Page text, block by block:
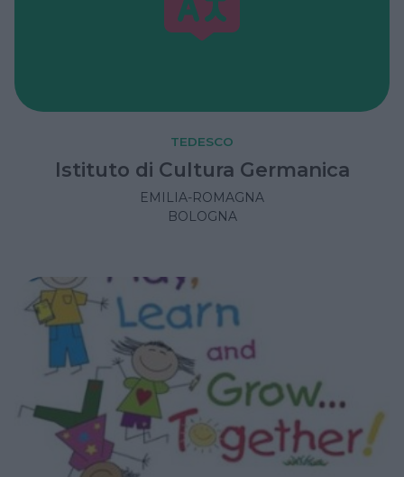
TEDESCO
Istituto di Cultura Germanica
EMILIA-ROMAGNA
BOLOGNA